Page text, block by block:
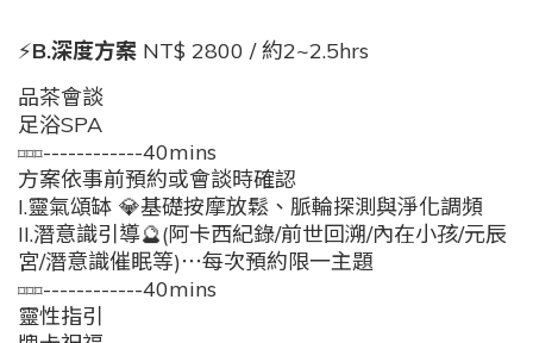
⚡️B.深度方案 NT$ 2800 / 約2~2.5hrs
品茶會談
足浴SPA
⌑⌑⌑------------40mins
方案依事前預約或會談時確認
I.靈氣頌缽 💎基礎按摩放鬆、脈輪探測與淨化調頻
II.潛意識引導🔮(阿卡西紀錄/前世回溯/內在小孩/元辰
宮/潛意識催眠等)⋯每次預約限一主題
⌑⌑⌑------------40mins
靈性指引